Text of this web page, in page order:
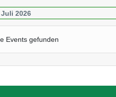
2026
Events gefunden